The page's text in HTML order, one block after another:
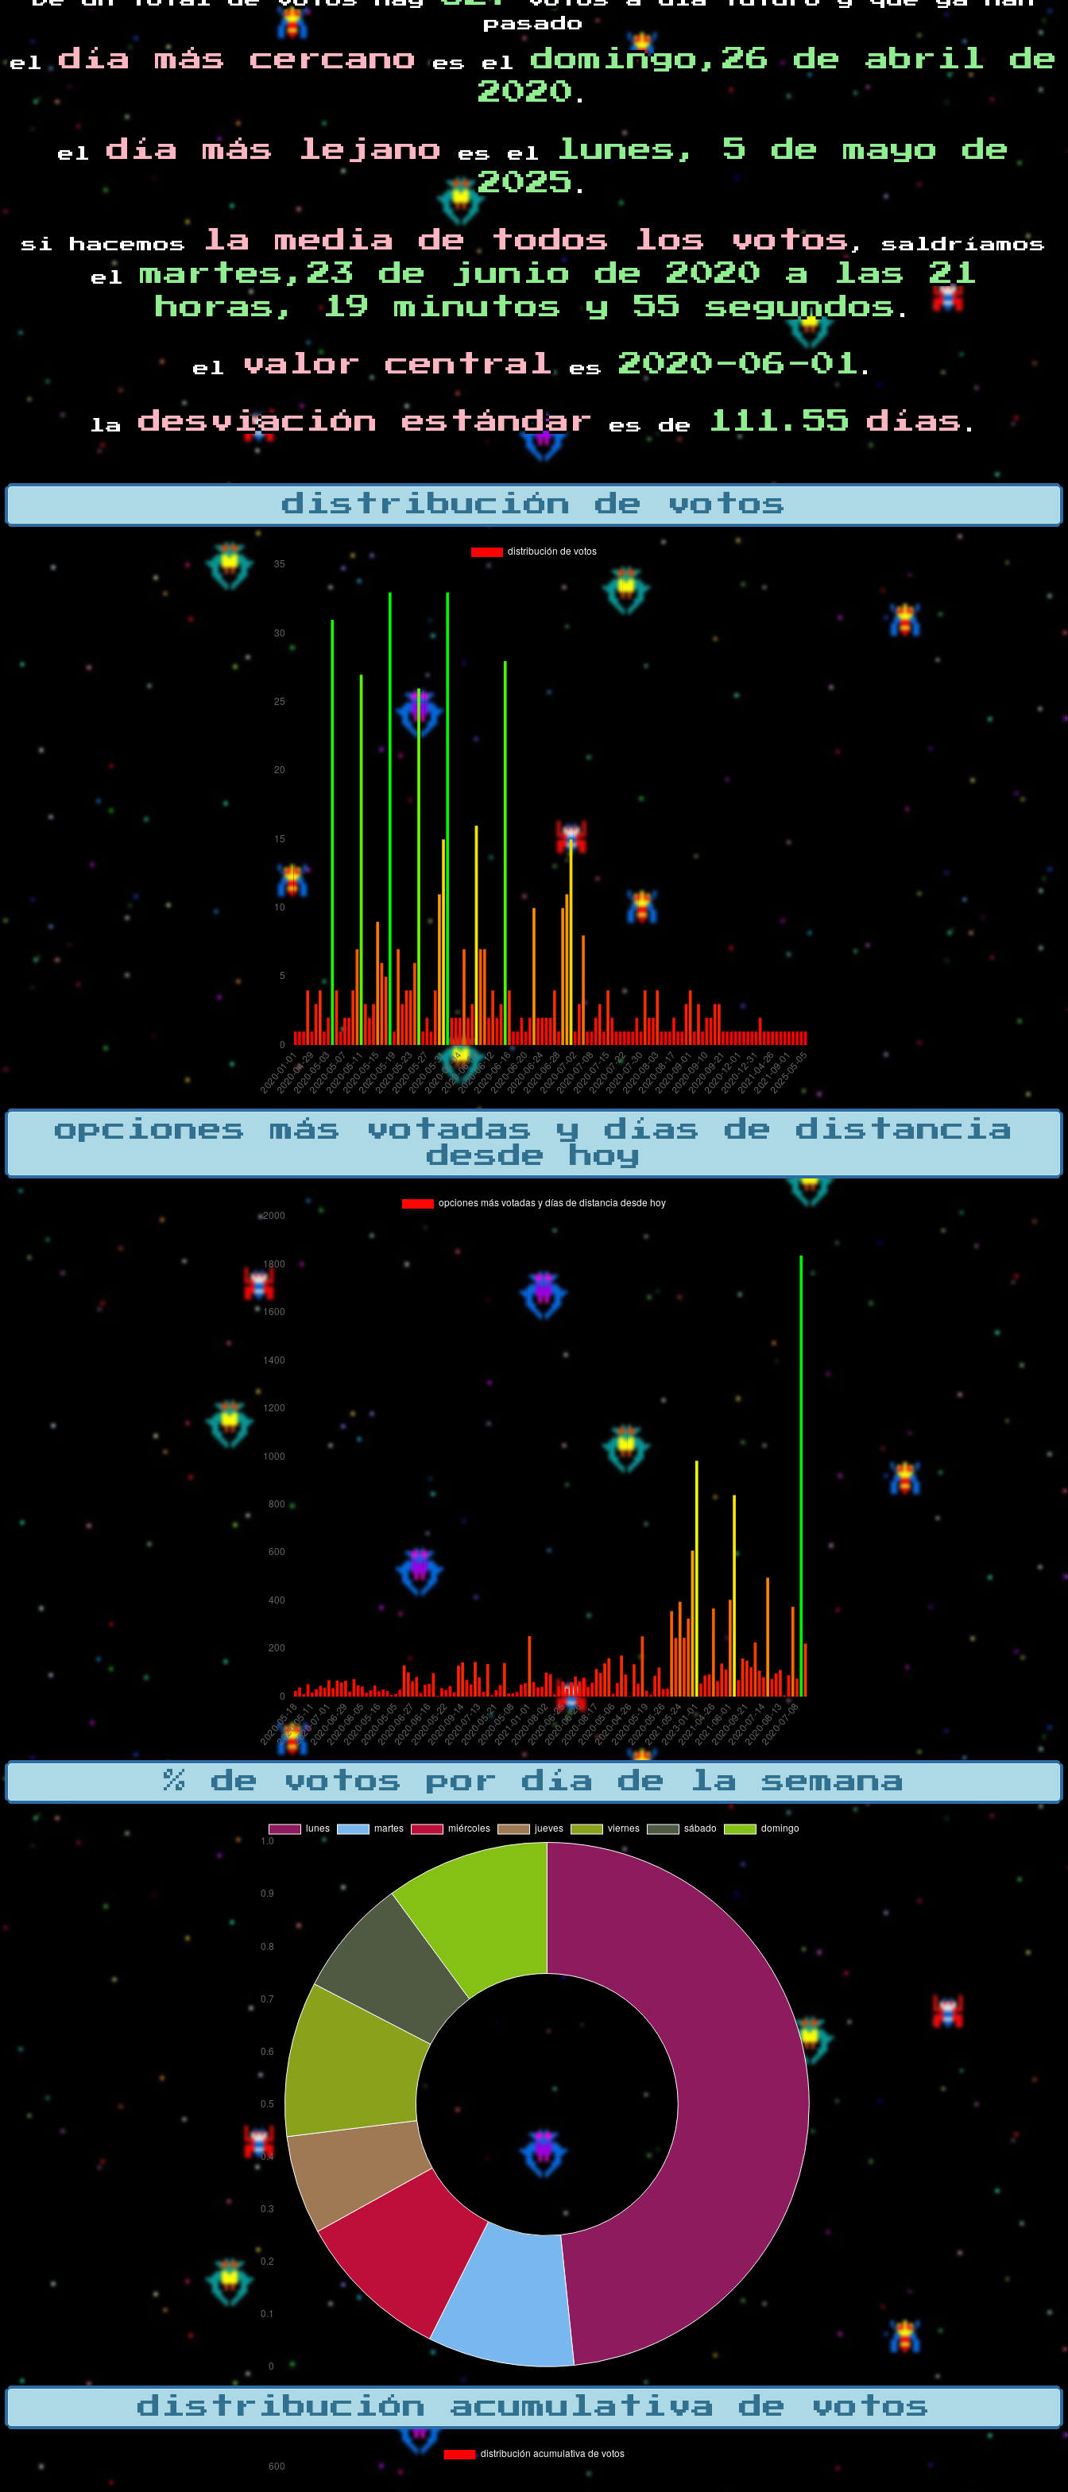
pasado
el día más cercano es el domingo,26 de abril de
2020 .
el día más lejano es el
lunes, 5 de mayo de
2025 .
si hacemos la media de todos los votos , saldríamos
el martes,23 de junio de 2020 a las 21
horas, 19 minutos y 55 segundos .
el valor centrales 2020-06-01 .
la desviación estándar es de 111.55 días .
distribución de votos
opciones más votadas y días de distancia
desde hoy
% de votos por día de la semana
distribución acumulativa de votos